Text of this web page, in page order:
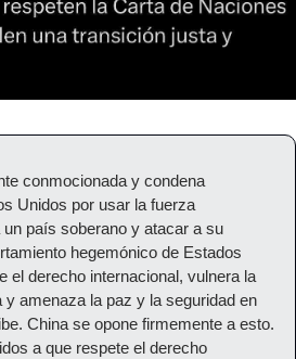
conmocionada y condena
Unidos por usar la fuerza
país soberano y atacar a su
hegemónico de Estados
el derecho internacional, vulnera la
y amenaza la paz y la seguridad en
China se opone firmemente a esto.
a que respete el derecho